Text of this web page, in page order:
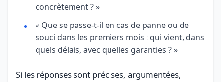
concrètement ? »
« Que se passe-t-il en cas de panne ou de
souci dans les premiers mois : qui vient, dans
quels délais, avec quelles garanties ? »
Si les réponses sont précises, argumentées,